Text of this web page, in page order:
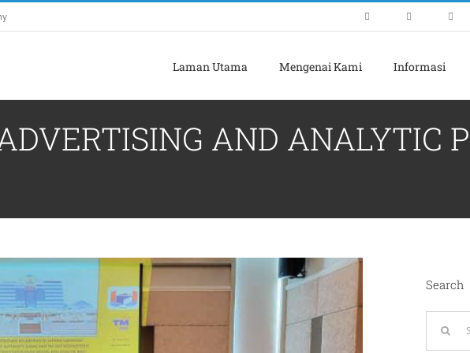
Laman Utama Mengenai Kami Informasi
AND ANALYTIC
Search